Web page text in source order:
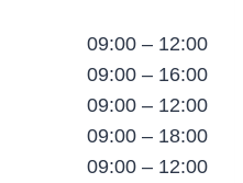
09:00 – 12:00
09:00 – 16:00
09:00 – 12:00
09:00 – 18:00
09:00 – 12:00